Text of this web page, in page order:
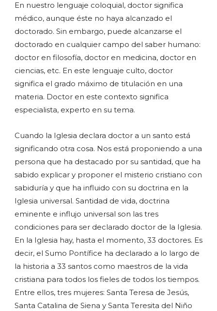
En nuestro lenguaje coloquial, doctor significa
médico, aunque éste no haya alcanzado el
doctorado. Sin embargo, puede alcanzarse el
doctorado en cualquier campo del saber humano:
doctor en filosofía, doctor en medicina, doctor en
ciencias, etc. En este lenguaje culto, doctor
significa el grado máximo de titulación en una
materia. Doctor en este contexto significa
especialista, experto en su tema.
Cuando la Iglesia declara doctor a un santo está
significando otra cosa. Nos está proponiendo a una
persona que ha destacado por su santidad, que ha
sabido explicar y proponer el misterio cristiano con
sabiduría y que ha influido con su doctrina en la
Iglesia universal. Santidad de vida, doctrina
eminente e influjo universal son las tres
condiciones para ser declarado doctor de la Iglesia.
En la Iglesia hay, hasta el momento, 33 doctores. Es
decir, el Sumo Pontífice ha declarado a lo largo de
la historia a 33 santos como maestros de la vida
cristiana para todos los fieles de todos los tiempos.
Entre ellos, tres mujeres: Santa Teresa de Jesús,
Santa Catalina de Siena y Santa Teresita del Niño